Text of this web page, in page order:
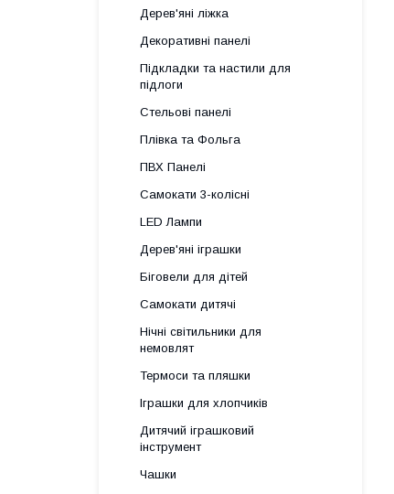
Дерев'яні ліжка
Декоративні панелі
Підкладки та настили для
підлоги
Стельові панелі
Плівка та Фольга
ПВХ Панелі
Самокати 3-колісні
LED Лампи
Дерев'яні іграшки
Біговели для дітей
Самокати дитячі
Нічні світильники для
немовлят
Термоси та пляшки
Іграшки для хлопчиків
Дитячий іграшковий
інструмент
Чашки